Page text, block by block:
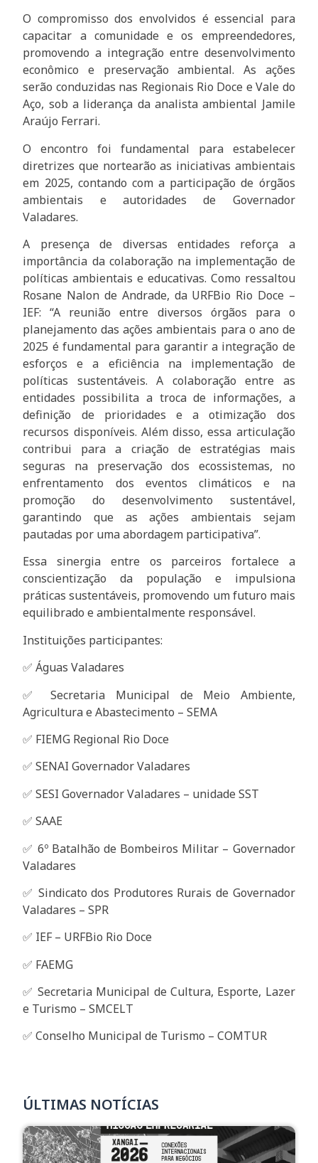
O compromisso dos envolvidos é essencial para
capacitar a comunidade e os empreendedores,
promovendo a integração entre desenvolvimento
econômico e preservação ambiental. As ações
serão conduzidas nas Regionais Rio Doce e Vale do
Aço, sob a liderança da analista ambiental Jamile
Araújo Ferrari.
O encontro foi fundamental para estabelecer
diretrizes que nortearão as iniciativas ambientais
em 2025, contando com a participação de órgãos
ambientais e autoridades de Governador
Valadares.
A presença de diversas entidades reforça a
importância da colaboração na implementação de
políticas ambientais e educativas. Como ressaltou
Rosane Nalon de Andrade, da URFBio Rio Doce –
IEF: “A reunião entre diversos órgãos para o
planejamento das ações ambientais para o ano de
2025 é fundamental para garantir a integração de
esforços e a eficiência na implementação de
políticas sustentáveis. A colaboração entre as
entidades possibilita a troca de informações, a
definição de prioridades e a otimização dos
recursos disponíveis. Além disso, essa articulação
contribui para a criação de estratégias mais
seguras na preservação dos ecossistemas, no
enfrentamento dos eventos climáticos e na
promoção do desenvolvimento sustentável,
garantindo que as ações ambientais sejam
pautadas por uma abordagem participativa”.
Essa sinergia entre os parceiros fortalece a
conscientização da população e impulsiona
práticas sustentáveis, promovendo um futuro mais
equilibrado e ambientalmente responsável.
Instituições participantes:
✅ Águas Valadares
✅ Secretaria Municipal de Meio Ambiente,
Agricultura e Abastecimento – SEMA
✅ FIEMG Regional Rio Doce
✅ SENAI Governador Valadares
✅ SESI Governador Valadares – unidade SST
✅ SAAE
✅ 6º Batalhão de Bombeiros Militar – Governador
Valadares
✅ Sindicato dos Produtores Rurais de Governador
Valadares – SPR
✅ IEF – URFBio Rio Doce
✅ FAEMG
✅ Secretaria Municipal de Cultura, Esporte, Lazer
e Turismo – SMCELT
✅ Conselho Municipal de Turismo – COMTUR
ÚLTIMAS NOTÍCIAS